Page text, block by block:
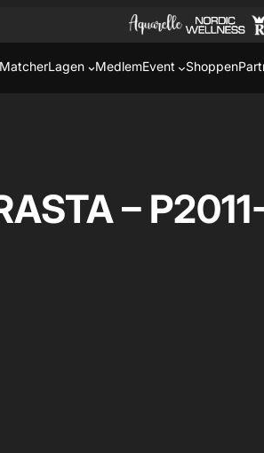
MatcherLagen MedlemEvent Shoppen
–